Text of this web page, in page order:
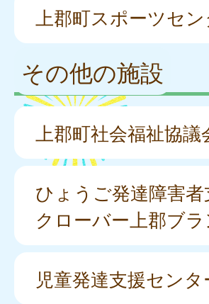
上郡町スポーツセ
その他の施設
上郡町社会福祉協
ひょうご発達障害
クローバー上郡ブ
児童発達支援セン